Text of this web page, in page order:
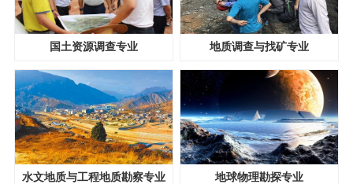
国土资源调查专业 地质调查与找矿专业
水文地质与工程地质勘察专业 地球物理勘探专业